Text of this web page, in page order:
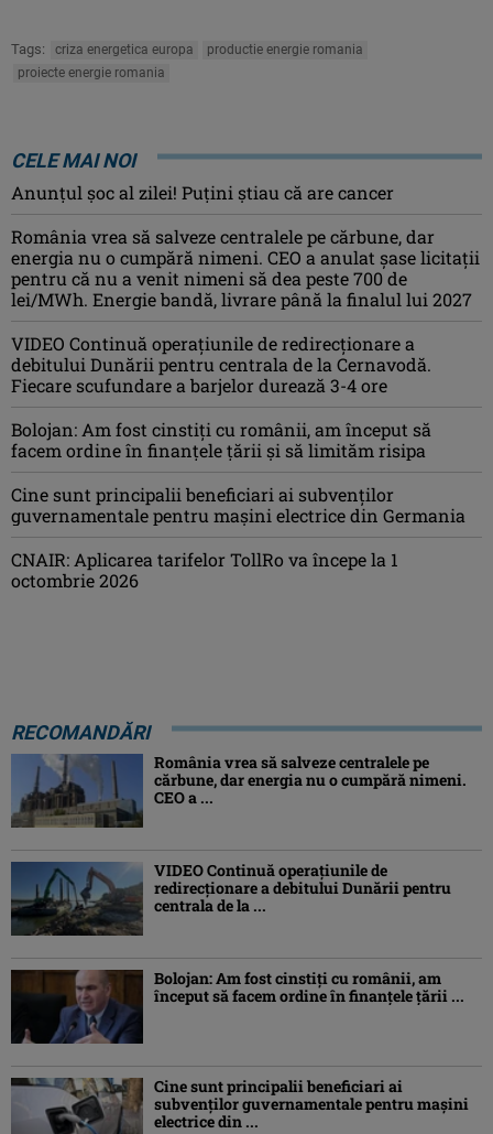
Tags: criza energetica europa
productie energie romania
proiecte energie romania
CELE MAI NOI
Anunţul şoc al zilei! Puţini ştiau că are cancer
România vrea să salveze centralele pe cărbune, dar
energia nu o cumpără nimeni. CEO a anulat șase licitații
pentru că nu a venit nimeni să dea peste 700 de
lei/MWh. Energie bandă, livrare până la finalul lui 2027
VIDEO Continuă operațiunile de redirecționare a
debitului Dunării pentru centrala de la Cernavodă.
Fiecare scufundare a barjelor durează 3-4 ore
Bolojan: Am fost cinstiţi cu românii, am început să
facem ordine în finanţele ţării şi să limităm risipa
Cine sunt principalii beneficiari ai subvenţilor
guvernamentale pentru mașini electrice din Germania
CNAIR: Aplicarea tarifelor TollRo va începe la 1
octombrie 2026
RECOMANDĂRI
România vrea să salveze centralele pe
cărbune, dar energia nu o cumpără nimeni.
CEO a ...
VIDEO Continuă operațiunile de
redirecționare a debitului Dunării pentru
centrala de la ...
Bolojan: Am fost cinstiţi cu românii, am
început să facem ordine în finanţele ţării ...
Cine sunt principalii beneficiari ai
subvenţilor guvernamentale pentru mașini
electrice din ...